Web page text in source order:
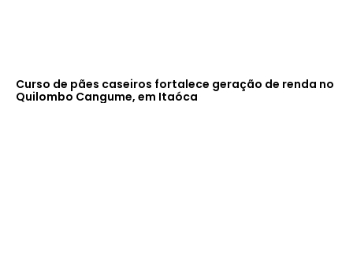
Curso de pães caseiros fortalece geração de renda no
Quilombo Cangume, em Itaóca